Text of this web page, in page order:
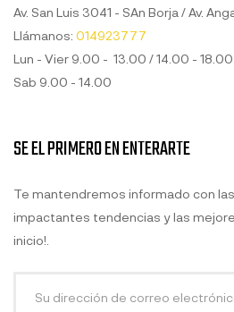
Av. San Luis 3041 - SAn Borja / Av.
Llámanos: 014923777
Lun - Vier 9.00 - 13.00 / 14.00 - 18.00
Sab 9.00 - 14.00
SE EL PRIMERO EN ENTERARTE
Te mantendremos informado con
impactantes tendencias y las
inicio!.